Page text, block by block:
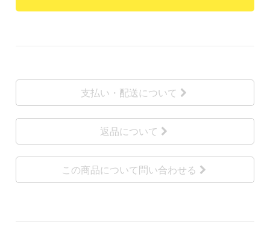
支払い・配送について
返品について
この商品について問い合わせる